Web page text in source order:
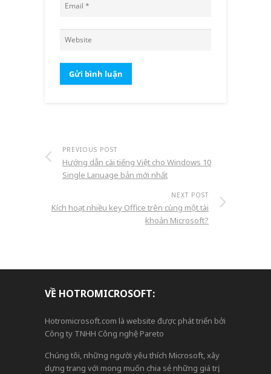
PREVIOUS POST
Hướng dẫn cài tiếng Việt cho Windows 10
Single Lanuage bản mới nhất
NEXT POST
Kích hoạt nhiều key Office trên cùng một tài
khoản Microsoft?
VỀ HOTROMICROSOFT:
Hotromicrosoft.com là website được phát triển bởi
Công ty TNHH Công nghệ Pareto
Chúng tôi, những người yêu thích Microsoft, xây
dựng trang với mong muốn chia sẻ những giá trị,